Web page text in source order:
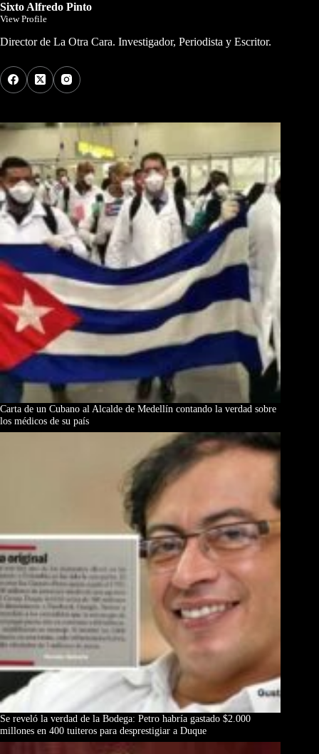
Sixto Alfredo Pinto
View Profile
Director de La Otra Cara. Investigador, Periodista y Escritor.
Carta de un Cubano al Alcalde de Medellín contando la verdad sobre
los médicos de su país
Se reveló la verdad de la Bodega: Petro habría gastado $2.000
millones en 400 tuiteros para desprestigiar a Duque